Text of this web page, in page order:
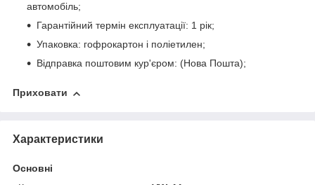
автомобіль;
Гарантійний термін експлуатації: 1 рік;
Упаковка: гофрокартон і поліетилен;
Відправка поштовим кур'єром: (Нова Пошта);
Приховати
Характеристики
Основні